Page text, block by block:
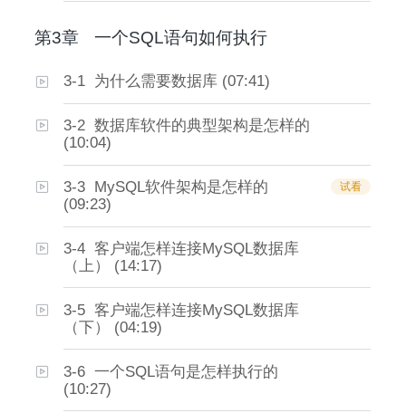
第3章 一个SQL语句如何执行
3-1 为什么需要数据库 (07:41)
3-2 数据库软件的典型架构是怎样的
(10:04)
3-3 MySQL软件架构是怎样的
(09:23)
试看
3-4 客户端怎样连接MySQL数据库
（上） (14:17)
3-5 客户端怎样连接MySQL数据库
（下） (04:19)
3-6 一个SQL语句是怎样执行的
(10:27)